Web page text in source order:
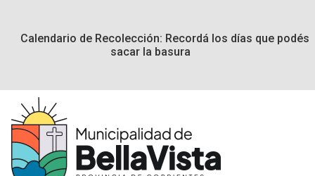
Calendario de Recolección: Recordá los días que podés
sacar la basura